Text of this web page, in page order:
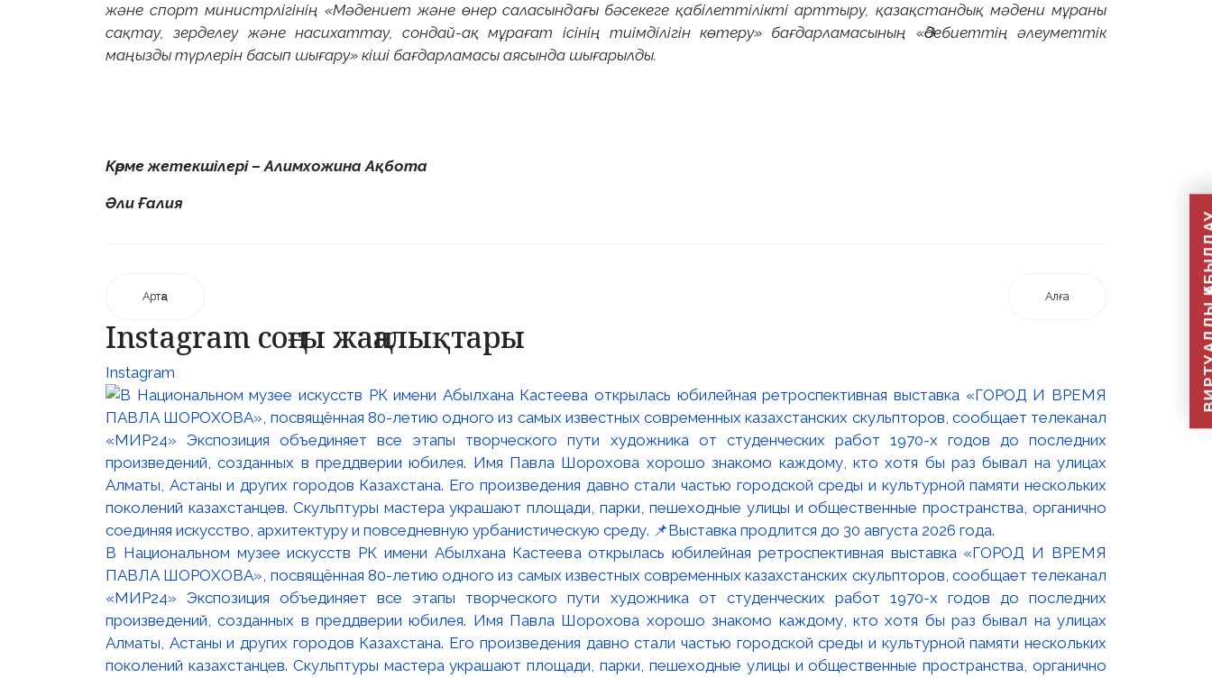
және спорт министрлігінің «Мәдениет және өнер саласындағы бәсекеге қабілеттілікті арттыру, қазақстандық мәдени мұраны
сақтау, зерделеу және насихаттау, сондай-ақ мұрағат ісінің тиімділігін көтеру» бағдарламасының «Әдебиеттің әлеуметтік
маңызды түрлерін басып шығару» кіші бағдарламасы аясында шығарылды.
Көрме жетекшілері – Алимхожина Ақбота
Әли Ғалия
Артқа Алға
Instagram соңғы жаңалықтары
Instagram
В Национальном музее искусств РК имени Абылхана Кастеева открылась юбилейная ретроспективная выставка «ГОРОД И ВРЕМЯ
ПАВЛА ШОРОХОВА», посвящённая 80-летию одного из самых известных современных казахстанских скульпторов, сообщает телеканал
«МИР24» Экспозиция объединяет все этапы творческого пути художника от студенческих работ 1970-х годов до последних
произведений, созданных в преддверии юбилея. Имя Павла Шорохова хорошо знакомо каждому, кто хотя бы раз бывал на улицах
Алматы, Астаны и других городов Казахстана. Его произведения давно стали частью городской среды и культурной памяти нескольких
поколений казахстанцев. Скульптуры мастера украшают площади, парки, пешеходные улицы и общественные пространства, органично